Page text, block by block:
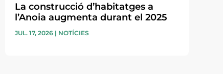
La construcció d’habitatges a
l’Anoia augmenta durant el 2025
JUL. 17, 2026| NOTÍCIES